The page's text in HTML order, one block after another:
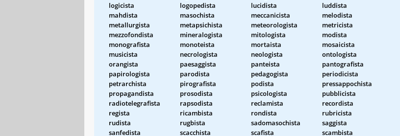
logicista
logopedista lucidista
luddista
mahdista
masochista meccanicista
melodista
metallurgista
metapsichista meteorologista
metricista
mezzofondista
mineralogista mitologista
modista
monografista
monoteista mortaista
mosaicista
musicista
necrologista neologista
ontologista
orangista
paesaggista panteista
pantografista
papirologista
parodista pedagogista
periodicista
petrarchista
pirografista podista
pressappochista
propagandista
prosodista psicologista
pubblicista
radiotelegrafista
rapsodista reclamista
recordista
regista
ricambista rondista
rubricista
rudista
rugbista sadomasochista
saggista
sanfedista
scacchista scafista
scambista